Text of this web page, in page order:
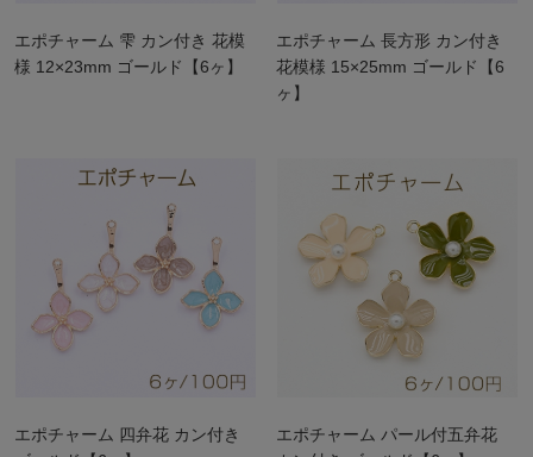
エポチャーム 雫 カン付き 花模
様 12×23mm ゴールド【6ヶ】
エポチャーム 長方形 カン付き
花模様 15×25mm ゴールド【6
ヶ】
エポチャーム 四弁花 カン付き
エポチャーム パール付五弁花